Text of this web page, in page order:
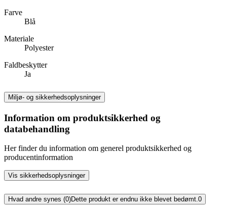
Farve
Blå
Materiale
Polyester
Faldbeskytter
Ja
Miljø- og sikkerhedsoplysninger
Information om produktsikkerhed og
databehandling
Her finder du information om generel produktsikkerhed og
producentinformation
Vis sikkerhedsoplysninger
Hvad andre synes (0)Dette produkt er endnu ikke blevet bedømt.0